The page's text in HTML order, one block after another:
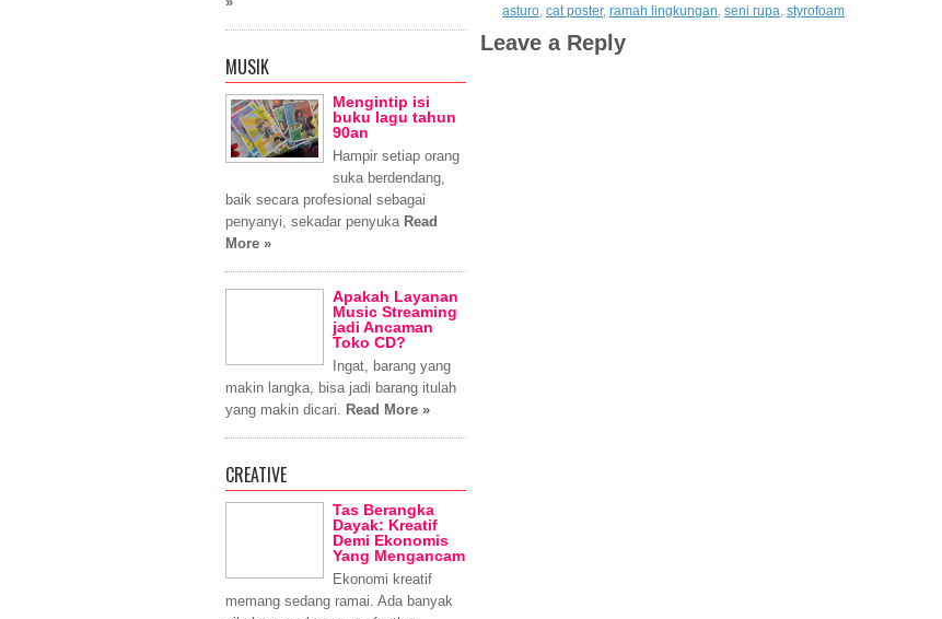
asturo, cat poster, ramah lingkungan, seni rupa, styrofoam
Leave a Reply
MUSIK
Mengintip isi
buku lagu tahun
90an
Hampir setiap orang
suka berdendang,
baik secara profesional sebagai
penyanyi, sekadar penyuka Read
More »
Apakah Layanan
Music Streaming
jadi Ancaman
Toko CD?
Ingat, barang yang
makin langka, bisa jadi barang itulah
yang makin dicari.
Read More »
CREATIVE
Tas Berangka
Dayak: Kreatif
Demi Ekonomis
Yang Mengancam
Ekonomi kreatif
memang sedang ramai. Ada banyak